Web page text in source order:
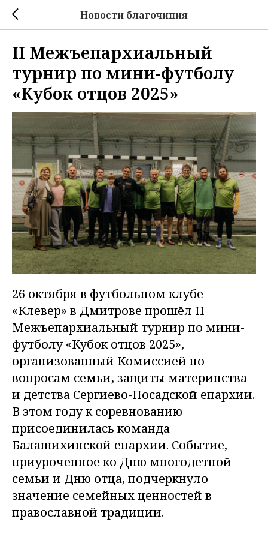
Новости благочиния
II Межъепархиальный
турнир по мини-футболу
«Кубок отцов 2025»
26 октября в футбольном клубе
«Клевер» в Дмитрове прошёл II
Межъепархиальный турнир по мини-
футболу «Кубок отцов 2025»,
организованный Комиссией по
вопросам семьи, защиты материнства
и детства Сергиево-Посадской епархии.
В этом году к соревнованию
присоединилась команда
Балашихинской епархии. Событие,
приуроченное ко Дню многодетной
семьи и Дню отца, подчеркнуло
значение семейных ценностей в
православной традиции.